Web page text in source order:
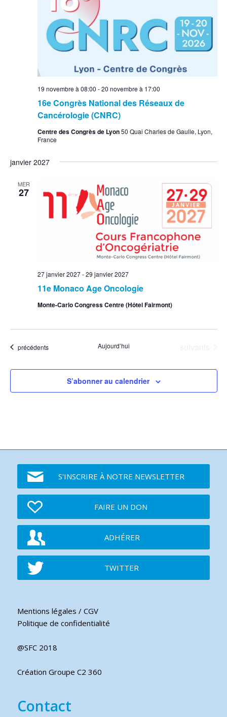
16e Congrès National des Réseaux de
Cancérologie (CNRC)
19 novembre à 08:00 -20 novembre à 17:00
Centre des Congrès de Lyon50 Quai Charles de Gaulle, Lyon,
France
janvier 2027
MER
27
11e Monaco Age Oncologie
27 janvier 2027-29 janvier 2027
Monte-Carlo Congress Centre (Hôtel Fairmont)
Événements
précédents Aujourd’hui
S’abonner au calendrier
S'INSCRIRE À NOTRE NEWSLETTER
FAIRE UN DON
ADHÉRER
TWITTER
Mentions légales / CGV
Politique de confidentialité
@SFC 2018
Création Groupe C2 360
Contact